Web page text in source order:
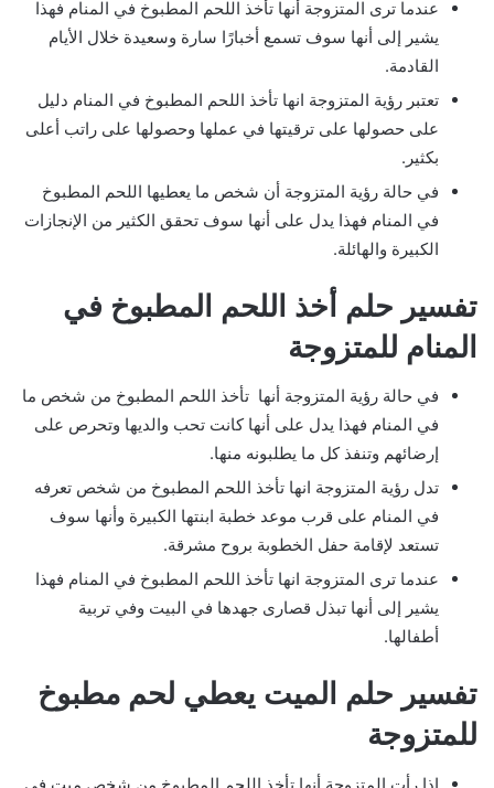
عندما ترى المتزوجة أنها تأخذ اللحم المطبوخ في المنام فهذا
يشير إلى أنها سوف تسمع أخبارًا سارة وسعيدة خلال الأيام
القادمة.
تعتبر رؤية المتزوجة انها تأخذ اللحم المطبوخ في المنام دليل
على حصولها على ترقيتها في عملها وحصولها على راتب أعلى
بكثير.
في حالة رؤية المتزوجة أن شخص ما يعطيها اللحم المطبوخ
في المنام فهذا يدل على أنها سوف تحقق الكثير من الإنجازات
الكبيرة والهائلة.
تفسير حلم أخذ اللحم المطبوخ في
المنام للمتزوجة
في حالة رؤية المتزوجة أنها تأخذ اللحم المطبوخ من شخص ما
في المنام فهذا يدل على أنها كانت تحب والديها وتحرص على
إرضائهم وتنفذ كل ما يطلبونه منها.
تدل رؤية المتزوجة انها تأخذ اللحم المطبوخ من شخص تعرفه
في المنام على قرب موعد خطبة ابنتها الكبيرة وأنها سوف
تستعد لإقامة حفل الخطوبة بروح مشرقة.
عندما ترى المتزوجة انها تأخذ اللحم المطبوخ في المنام فهذا
يشير إلى أنها تبذل قصارى جهدها في البيت وفي تربية
أطفالها.
تفسير حلم الميت يعطي لحم مطبوخ
للمتزوجة
إذا رأت المتزوجة أنها تأخذ اللحم المطبوخ من شخص ميت في